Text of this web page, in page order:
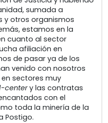
sumada a
y otros organismos
estamos en la
cuanto al sector
afiliación en
de pasar ya de los
venido con nosotros
sectores muy
centery las contratas
con el
toda la minería de la
Postigo.